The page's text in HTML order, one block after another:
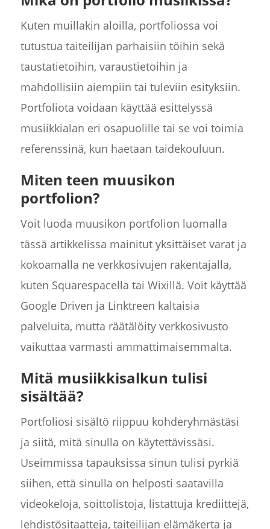
Kuten muillakin aloilla, portfoliossa voi
tutustua taiteilijan parhaisiin töihin sekä
taustatietoihin, varaustietoihin ja
mahdollisiin aiempiin tai tuleviin esityksiin.
Portfoliota voidaan käyttää esittelyssä
musiikkialan eri osapuolille tai se voi toimia
referenssinä, kun haetaan taidekouluun.
Miten teen muusikon
portfolion?
Voit luoda muusikon portfolion luomalla
tässä artikkelissa mainitut yksittäiset varat ja
kokoamalla ne verkkosivujen rakentajalla,
kuten Squarespacella tai Wixillä. Voit käyttää
Google Driven ja Linktreen kaltaisia
palveluita, mutta räätälöity verkkosivusto
vaikuttaa varmasti ammattimaisemmalta.
Mitä musiikkisalkun tulisi
sisältää?
Portfoliosi sisältö riippuu kohderyhmästäsi
ja siitä, mitä sinulla on käytettävissäsi.
Useimmissa tapauksissa sinun tulisi pyrkiä
siihen, että sinulla on helposti saatavilla
videokeloja, soittolistoja, listattuja krediittejä,
lehdistösitaatteja, taiteilijan elämäkerta ja